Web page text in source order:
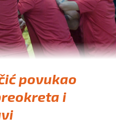
povukao
i